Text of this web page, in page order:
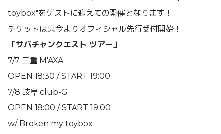
toybox"をゲストに迎えての開催となります！
チケットは只今よりオフィシャル先行受付開始！
「サバチャンクエスト ツアー」
7/7 三重 M'AXA
OPEN 18:30 / START 19:00
7/8 岐阜 club-G
OPEN 18:00 / START 19:00
w/ Broken my toybox